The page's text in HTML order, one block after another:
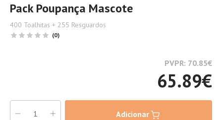
Pack Poupança Mascote
400 Toalhitas + 255 Resguardos
(0)
PVPR: 70.85€
65.89€
Adicionar